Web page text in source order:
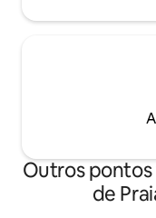
Outros
de